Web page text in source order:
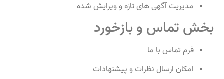
مدیریت آگهی‌ های تازه و ویرایش شده
بخش تماس و بازخورد
فرم تماس با ما
امکان ارسال نظرات و پیشنهادات